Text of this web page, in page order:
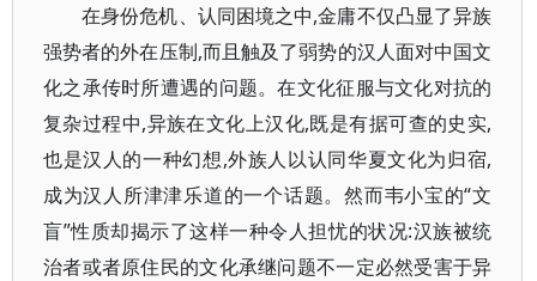
在身份危机、认同困境之中,金庸不仅凸显了异族
强势者的外在压制,而且触及了弱势的汉人面对中国文
化之承传时所遭遇的问题。在文化征服与文化对抗的
复杂过程中,异族在文化上汉化,既是有据可查的史实,
也是汉人的一种幻想,外族人以认同华夏文化为归宿,
成为汉人所津津乐道的一个话题。然而韦小宝的“文
盲”性质却揭示了这样一种令人担忧的状况:汉族被统
治者或者原住民的文化承继问题不一定必然受害于异